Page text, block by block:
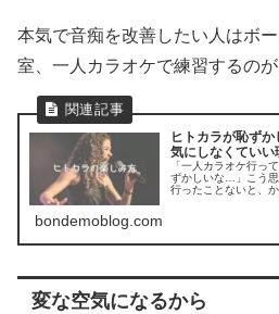
本気で音痴を改善したい人はボ
室、一人カラオケで練習するのが
ヒトカラが恥ず
気にしなくてい
「一人カラオケ行っ
ずかしいな…」こう
行ったことないと、
bondemoblog.com
変な空気になるから